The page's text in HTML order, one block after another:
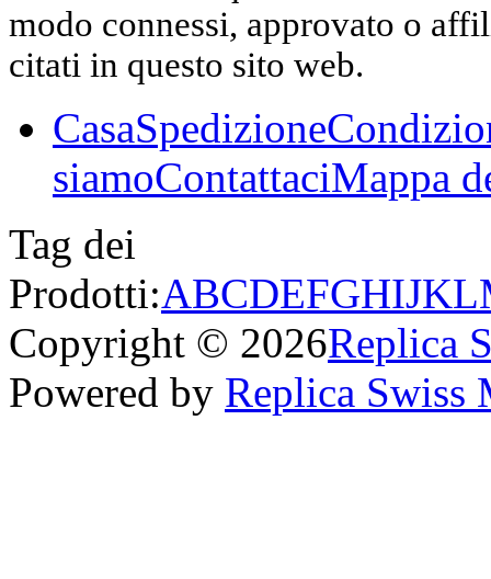
modo connessi, approvato o
citati in questo sito web.
CasaSpedizione
siamoContattaciMappa
Tag dei
Prodotti:ABCDEFGHIJKL
Copyright © 2026Replica
Powered by Replica Swiss